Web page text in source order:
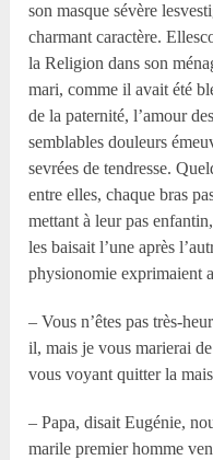
son masque sévère
charmant caractère.
la Religion dans son
mari, comme il avait été
de la paternité, l’amour
semblables douleurs
sevrées de tendresse.
entre elles, chaque bras
mettant à leur pas
les baisait l’une après
physionomie exprimaient
– Vous n’êtes pas très-
il, mais je vous marierai
vous voyant quitter la
– Papa, disait Eugénie,
marile premier homme